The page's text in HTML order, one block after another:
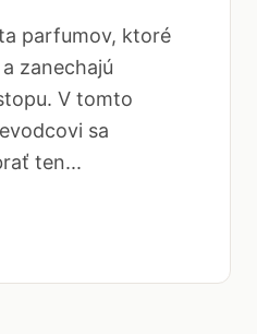
parfumov, ktoré
zanechajú
V tomto
sa
ten...